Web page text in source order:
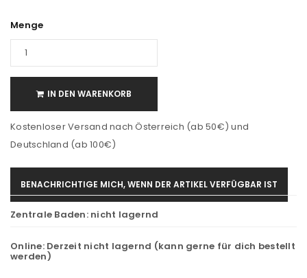
Menge
IN DEN WARENKORB
Kostenloser Versand nach Österreich (ab 50€) und
Deutschland (ab 100€)
BENACHRICHTIGE MICH, WENN DER ARTIKEL VERFÜGBAR IST
Zentrale Baden: nicht lagernd
Online: Derzeit nicht lagernd (kann gerne für dich bestellt
werden)